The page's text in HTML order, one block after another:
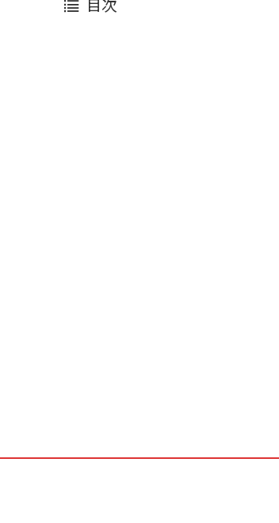
目次